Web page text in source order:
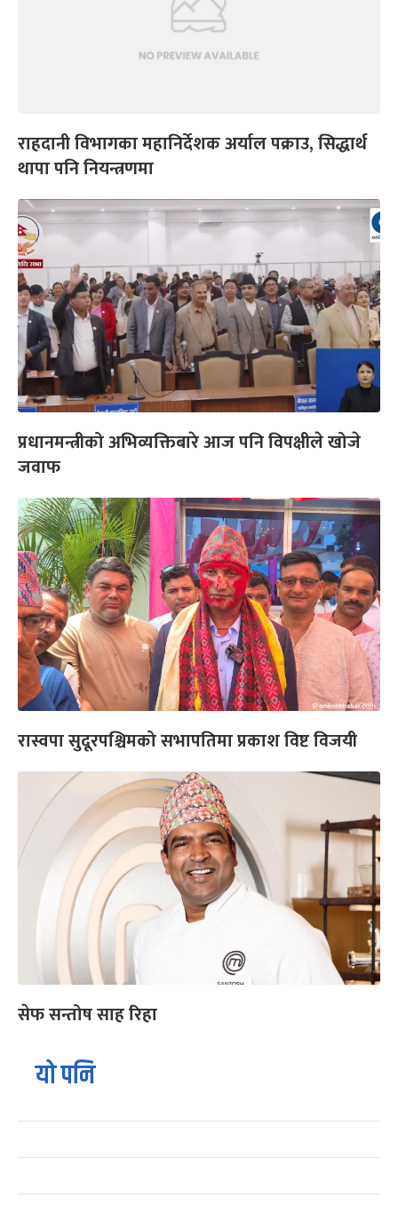
राहदानी विभागका महानिर्देशक अर्याल पक्राउ, सिद्धार्थ
थापा पनि नियन्त्रणमा
प्रधानमन्त्रीको अभिव्यक्तिबारे आज पनि विपक्षीले खोजे
जवाफ
रास्वपा सुदूरपश्चिमको सभापतिमा प्रकाश विष्ट विजयी
सेफ सन्तोष साह रिहा
यो पनि